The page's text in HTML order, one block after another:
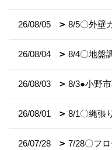
26/08/05 8/5〇外壁
26/08/04 8/4〇地盤
26/08/03 8/3●小野
26/08/01 8/1〇縄張
26/07/28 7/28〇フ